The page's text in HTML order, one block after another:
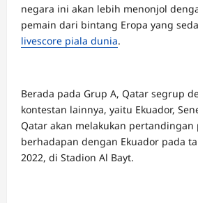
negara ini akan lebih menonjol
pemain dari bintang Eropa yang
livescore piala dunia.
Berada pada Grup A, Qatar segrup
kontestan lainnya, yaitu Ekuador,
Qatar akan melakukan pertandingan
berhadapan dengan Ekuador pada
2022, di Stadion Al Bayt.